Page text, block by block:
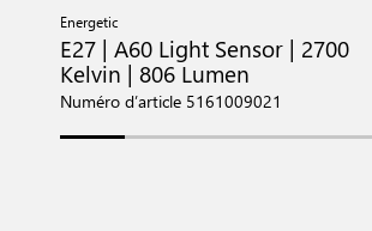
Energetic
E27 | A60 Light Sensor | 2700
Kelvin | 806 Lumen
Numéro d’article 5161009021